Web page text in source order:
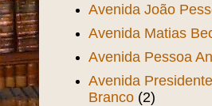
Avenida João
Avenida Matias
Avenida Pessoa
Avenida
Branco (2)